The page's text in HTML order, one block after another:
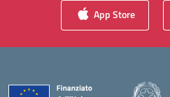
App Store